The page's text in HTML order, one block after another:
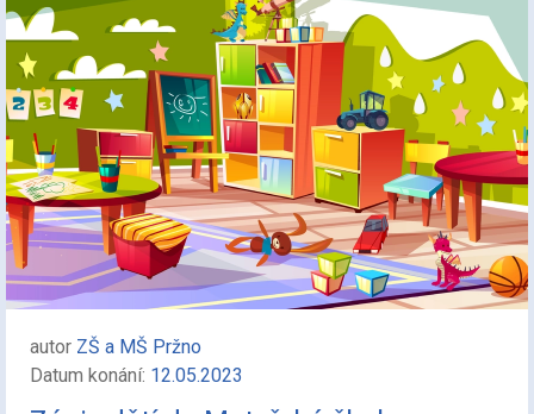
autor ZŠ a MŠ Pržno
Datum konání: 12.05.2023